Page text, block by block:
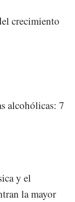
crecimiento
alcohólicas: 7
y el
la mayor